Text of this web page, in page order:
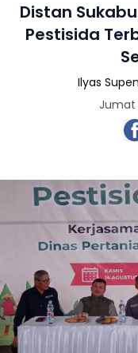
Distan
Pestisida
Ilyas
Jumat